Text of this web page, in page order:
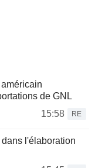
de GNL
15:58
RE
l'élaboration